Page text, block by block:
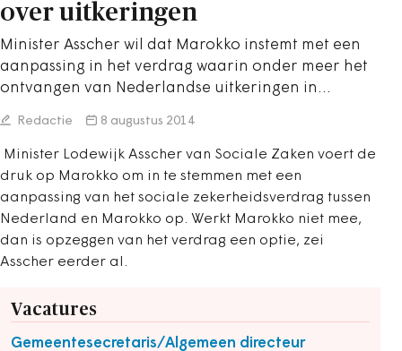
over uitkeringen
Minister Asscher wil dat Marokko instemt met een
aanpassing in het verdrag waarin onder meer het
ontvangen van Nederlandse uitkeringen in…
Redactie 8 augustus 2014
Minister Lodewijk Asscher van Sociale Zaken voert de
druk op Marokko om in te stemmen met een
aanpassing van het sociale zekerheidsverdrag tussen
Nederland en Marokko op. Werkt Marokko niet mee,
dan is opzeggen van het verdrag een optie, zei
Asscher eerder al.
Vacatures
Gemeentesecretaris/Algemeen directeur